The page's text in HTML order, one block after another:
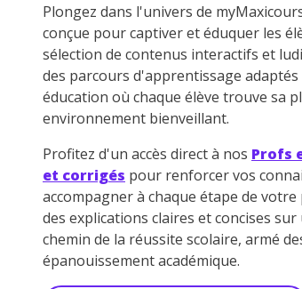
Plongez dans l'univers de
conçue pour captiver et éduquer les
sélection de contenus interactifs et
des parcours d'apprentissage
éducation où chaque élève trouve sa
environnement bienveillant.
Profitez d'un accès direct à nos Profs
et corrigés pour renforcer vos
accompagner à chaque étape de
des explications claires et concises
chemin de la réussite scolaire, armé
épanouissement académique.